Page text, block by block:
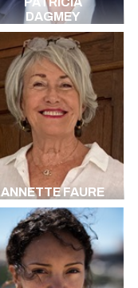
DAGMEY
ANNETTE FAURE